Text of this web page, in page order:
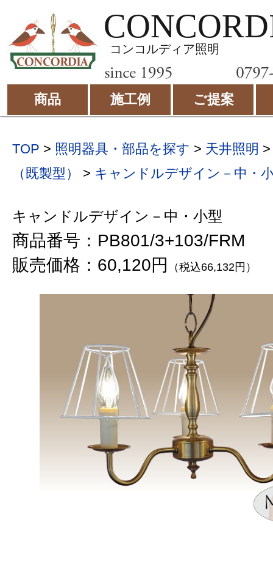
コンコルディア照明
商品 施工例 ご提案
TOP > 照明器具・部品を探す > 天井照明
（既製型）
> キャンドルデザイン－中・
キャンドルデザイン－中・小型
商品番号：PB801/3+103/FRM
販売価格：60,120円
（税込66,132円）